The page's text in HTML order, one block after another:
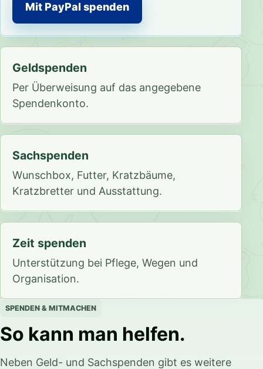
Mit PayPal spenden
Geldspenden
Per Überweisung auf das angegebene
Spendenkonto.
Sachspenden
Wunschbox, Futter, Kratzbäume,
Kratzbretter und Ausstattung.
Zeit spenden
Unterstützung bei Pflege, Wegen und
Organisation.
SPENDEN & MITMACHEN
So kann man helfen.
Neben Geld- und Sachspenden gibt es weitere